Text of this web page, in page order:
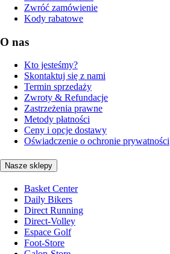
Zwróć zamówienie
Kody rabatowe
O nas
Kto jesteśmy?
Skontaktuj się z nami
Termin sprzedaży
Zwroty & Refundacje
Zastrzeżenia prawne
Metody płatności
Ceny i opcje dostawy
Oświadczenie o ochronie prywatności
Nasze sklepy
Basket Center
Daily Bikers
Direct Running
Direct-Volley
Espace Golf
Foot-Store